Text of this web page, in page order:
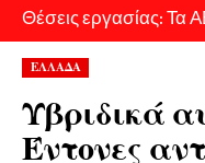
Θέσεις εργασίας: Τα
ΕΛΛΑΔΑ
Υβριδικά
Έντονες